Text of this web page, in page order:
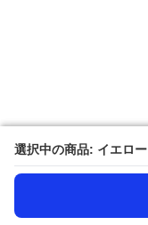
選択中の商品: イエロー
選択中の商品: イエロー